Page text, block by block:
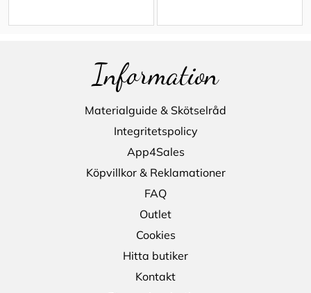
Information
Materialguide & Skötselråd
Integritetspolicy
App4Sales
Köpvillkor & Reklamationer
FAQ
Outlet
Cookies
Hitta butiker
Kontakt